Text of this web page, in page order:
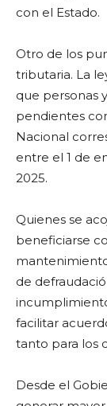
con el Estado.
Otro de los
tributaria. La
que personas
pendientes
Nacional
entre el 1 de
2025.
Quienes se
beneficiarse
de
facilitar
tanto para los
Desde el